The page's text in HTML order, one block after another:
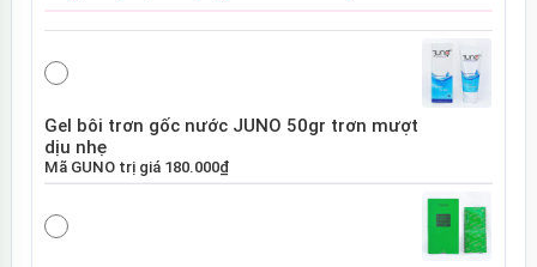
Gel bôi trơn gốc nước JUNO 50gr trơn mượt
dịu nhẹ
Mã GUNOtrị giá 180.000₫